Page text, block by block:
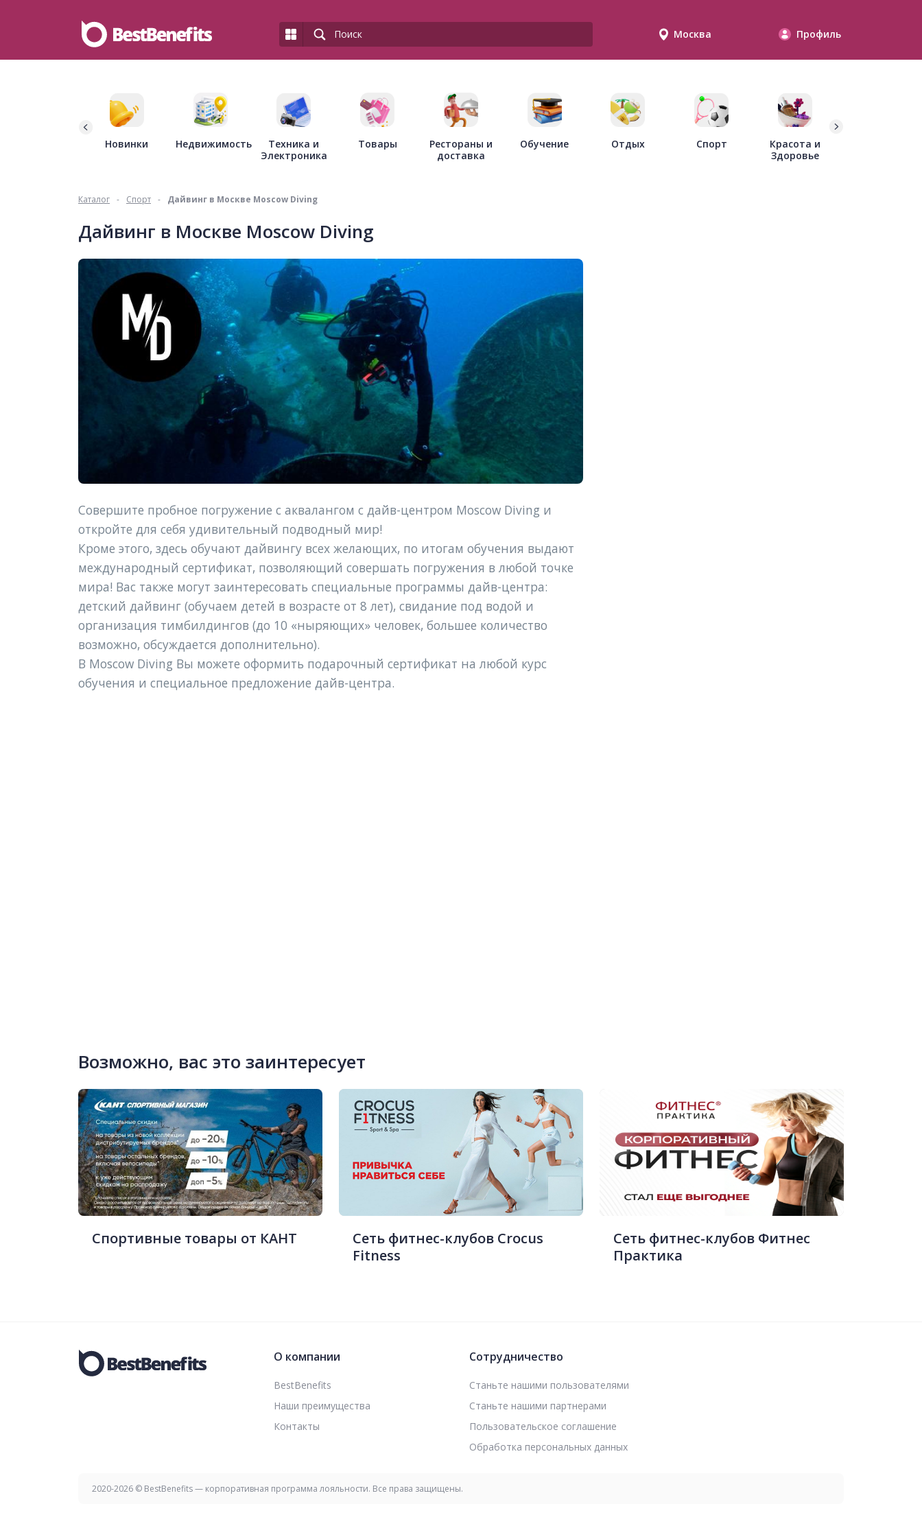
Москва Профиль
Новинки Недвижимость
Техника и
Электроника
Товары
Рестораны и
доставка
Обучение Отдых Спорт
Красота и
Здоровье
Каталог - Спорт - Дайвинг в Москве Moscow Diving
Дайвинг в Москве Moscow Diving
Совершите пробное погружение с аквалангом с дайв-центром Moscow Diving и
откройте для себя удивительный подводный мир!
Кроме этого, здесь обучают дайвингу всех желающих, по итогам обучения выдают
международный сертификат, позволяющий совершать погружения в любой точке
мира! Вас также могут заинтересовать специальные программы дайв-центра:
детский дайвинг (обучаем детей в возрасте от 8 лет), свидание под водой и
организация тимбилдингов (до 10 «ныряющих» человек, большее количество
возможно, обсуждается дополнительно).
В Moscow Diving Вы можете оформить подарочный сертификат на любой курс
обучения и специальное предложение дайв-центра.
Возможно, вас это заинтересует
Спортивные товары от КАНТ
Сеть фитнес-клубов Crocus
Fitness
Сеть фитнес-клубов Фитнес
Практика
О компании
BestBenefits
Наши преимущества
Контакты
Сотрудничество
Станьте нашими пользователями
Станьте нашими партнерами
Пользовательское соглашение
Обработка персональных данных
2020-2026 © BestBenefits — корпоративная программа лояльности. Все права защищены.